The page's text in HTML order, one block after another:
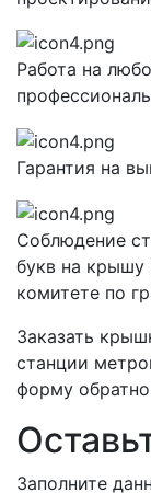
Работа на
Гарантия на
Соблюдение
букв на крышу
комитете по
Заказать
станции
форму
Заполните